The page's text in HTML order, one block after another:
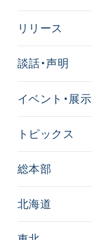
リリース
談話・声明
イベント・展示
トピックス
総本部
北海道